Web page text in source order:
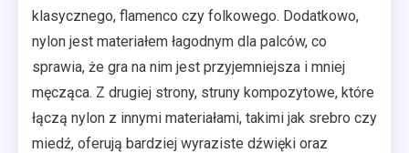
klasycznego, flamenco czy folkowego. Dodatkowo,
nylon jest materiałem łagodnym dla palców, co
sprawia, że gra na nim jest przyjemniejsza i mniej
męcząca. Z drugiej strony, struny kompozytowe, które
łączą nylon z innymi materiałami, takimi jak srebro czy
miedź, oferują bardziej wyraziste dźwięki oraz